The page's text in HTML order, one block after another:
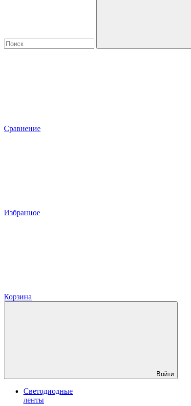
Сравнение
Избранное
Корзина
Войти
Светодиодные
ленты